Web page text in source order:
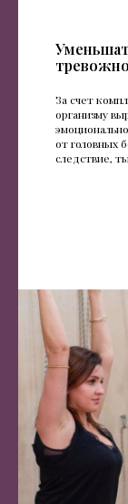
За счет
организму
от головных
следствие,